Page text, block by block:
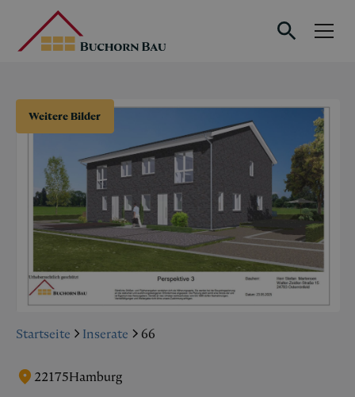
Startseite Inserate 66
Weitere Bilder
22175Hamburg